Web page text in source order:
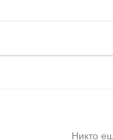
Никто